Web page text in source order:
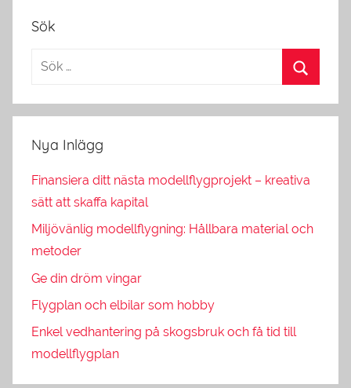
Sök
Nya Inlägg
Finansiera ditt nästa modellflygprojekt – kreativa
sätt att skaffa kapital
Miljövänlig modellflygning: Hållbara material och
metoder
Ge din dröm vingar
Flygplan och elbilar som hobby
Enkel vedhantering på skogsbruk och få tid till
modellflygplan